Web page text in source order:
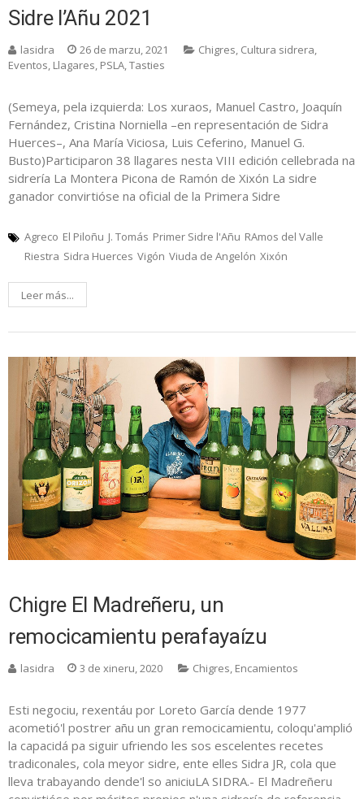
Sidre l’Añu 2021
lasidra 26 de marzu, 2021 Chigres, Cultura sidrera,
Eventos, Llagares, PSLA,Tasties
(Semeya, pela izquierda: Los xuraos, Manuel Castro, Joaquín
Fernández, Cristina Norniella –en representación de Sidra
Huerces–, Ana María Viciosa, Luis Ceferino, Manuel G.
Busto)Participaron 38 llagares nesta VIII edición cellebrada na
sidrería La Montera Picona de Ramón de Xixón La sidre
ganador convirtióse na oficial de la Primera Sidre
Agreco El Piloñu J. Tomás Primer Sidre l'Añu RAmos del Valle
Riestra Sidra Huerces Vigón Viuda de Angelón Xixón
Leer más...
Chigre El Madreñeru, un
remocicamientu perafayaízu
lasidra 3 de xineru, 2020 Chigres, Encamientos
Esti negociu, rexentáu por Loreto García dende 1977
acometió'l postrer añu un gran remocicamientu, coloqu'amplió
la capacidá pa siguir ufriendo les sos escelentes recetes
tradiconales, cola meyor sidre, ente elles Sidra JR, cola que
lleva trabayando dende'l so aniciuLA SIDRA.- El Madreñeru